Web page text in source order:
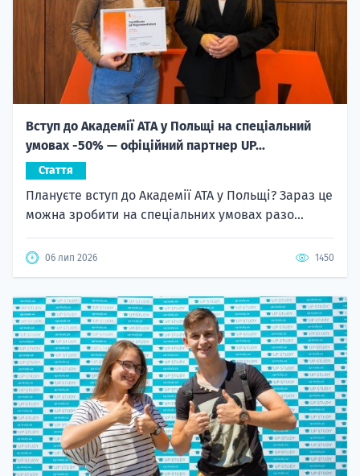
Вступ до Академії ATA у Польщі на спеціальний
умовах -50% — офіційний партнер UP...
Стаття
Плануєте вступ до Академії ATA у Польщі? Зараз це
можна зробити на спеціальних умовах разо...
06 лип 2026 1450